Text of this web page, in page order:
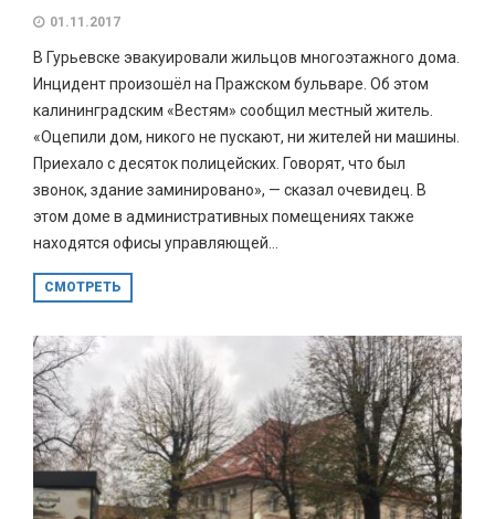
01.11.2017
В Гурьевске эвакуировали жильцов многоэтажного дома.
Инцидент произошёл на Пражском бульваре. Об этом
калининградским «Вестям» сообщил местный житель.
«Оцепили дом, никого не пускают, ни жителей ни машины.
Приехало с десяток полицейских. Говорят, что был
звонок, здание заминировано», — сказал очевидец. В
этом доме в административных помещениях также
находятся офисы управляющей...
СМОТРЕТЬ